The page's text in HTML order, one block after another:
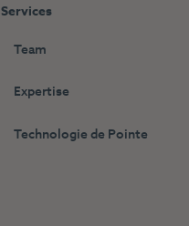
Services
Team
Expertise
Technologie de Pointe